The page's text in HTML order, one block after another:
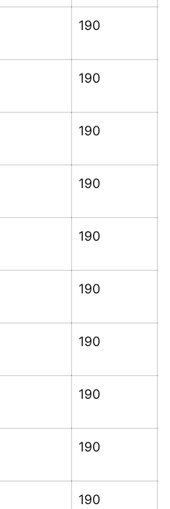
190
190
190
190
190
190
190
190
190
190